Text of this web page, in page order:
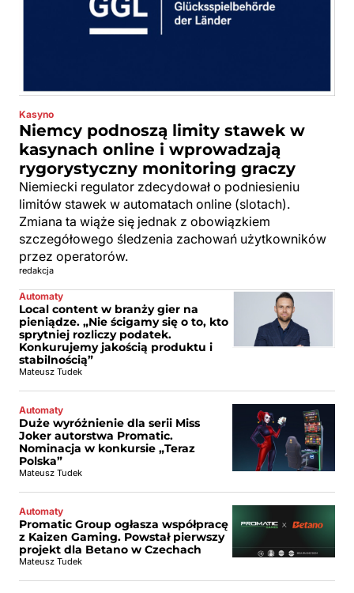
Kasyno
Niemcy podnoszą limity stawek w
kasynach online i wprowadzają
rygorystyczny monitoring graczy
Niemiecki regulator zdecydował o podniesieniu
limitów stawek w automatach online (slotach).
Zmiana ta wiąże się jednak z obowiązkiem
szczegółowego śledzenia zachowań użytkowników
przez operatorów.
redakcja
Automaty
Local content w branży gier na
pieniądze. „Nie ścigamy się o to, kto
sprytniej rozliczy podatek.
Konkurujemy jakością produktu i
stabilnością”
Mateusz Tudek
Automaty
Duże wyróżnienie dla serii Miss
Joker autorstwa Promatic.
Nominacja w konkursie „Teraz
Polska”
Mateusz Tudek
Automaty
Promatic Group ogłasza współpracę
z Kaizen Gaming. Powstał pierwszy
projekt dla Betano w Czechach
Mateusz Tudek